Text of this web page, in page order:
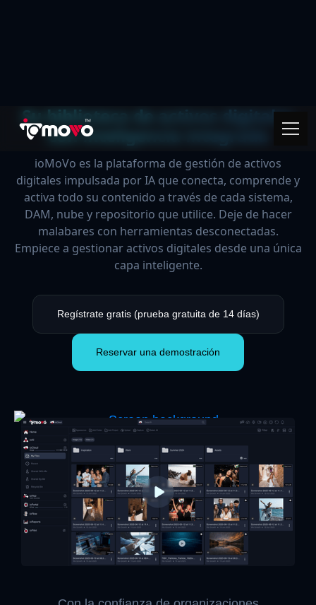
Su biblioteca de activos digitales
con inteligencia integrada
ioMoVo es la plataforma de gestión de activos
digitales impulsada por IA que conecta, comprende y
activa todo su contenido a través de cada sistema,
DAM, nube y repositorio que utilice. Deje de hacer
malabares con herramientas desconectadas.
Empiece a gestionar activos digitales desde una única
capa inteligente.
Regístrate gratis (prueba gratuita de 14 días)
Reservar una demostración